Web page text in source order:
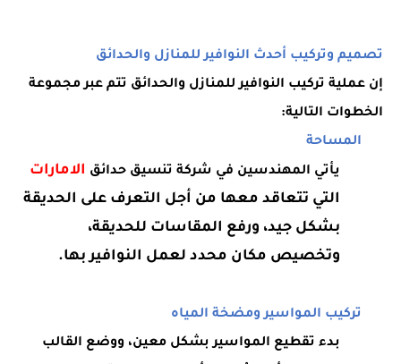
تصميم وتركيب أحدث النوافير للمنازل والحدائق
إن عملية تركيب النوافير للمنازل والحدائق تتم عبر مجموعة
الخطوات التالية:
المساحة
يأتي المهندسين في شركة تنسيق حدائق الامارات
التي تتعاقد معها من أجل التعرف على الحديقة
بشكل جيد، ورفع المقاسات للحديقة،
وتخصيص مكان محدد لعمل النوافير بها.
تركيب المواسير ومضخة المياه
بدء تقطيع المواسير بشكل معين، ووضع القالب